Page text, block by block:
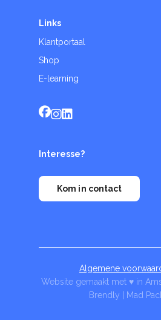
Links
Klantportaal
Shop
E-learning
Interesse?
Kom in contact
Algemene
Website gemaakt met ♥ in
Brendly
Mad